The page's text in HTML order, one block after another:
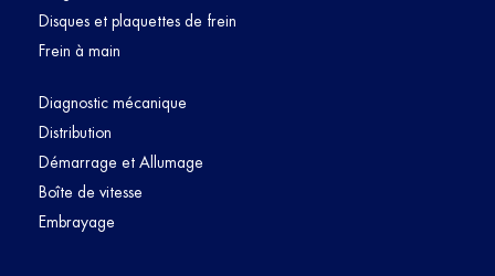
Disques et plaquettes de frein
Frein à main
Diagnostic mécanique
Distribution
Démarrage et Allumage
Boîte de vitesse
Embrayage